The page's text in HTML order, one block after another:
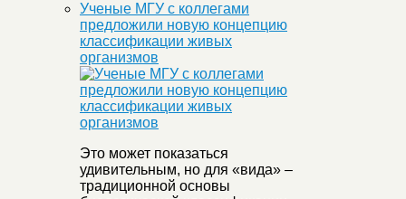
Ученые МГУ с коллегами
предложили новую концепцию
классификации живых
организмов
Это может показаться
удивительным, но для «вида» –
традиционной основы